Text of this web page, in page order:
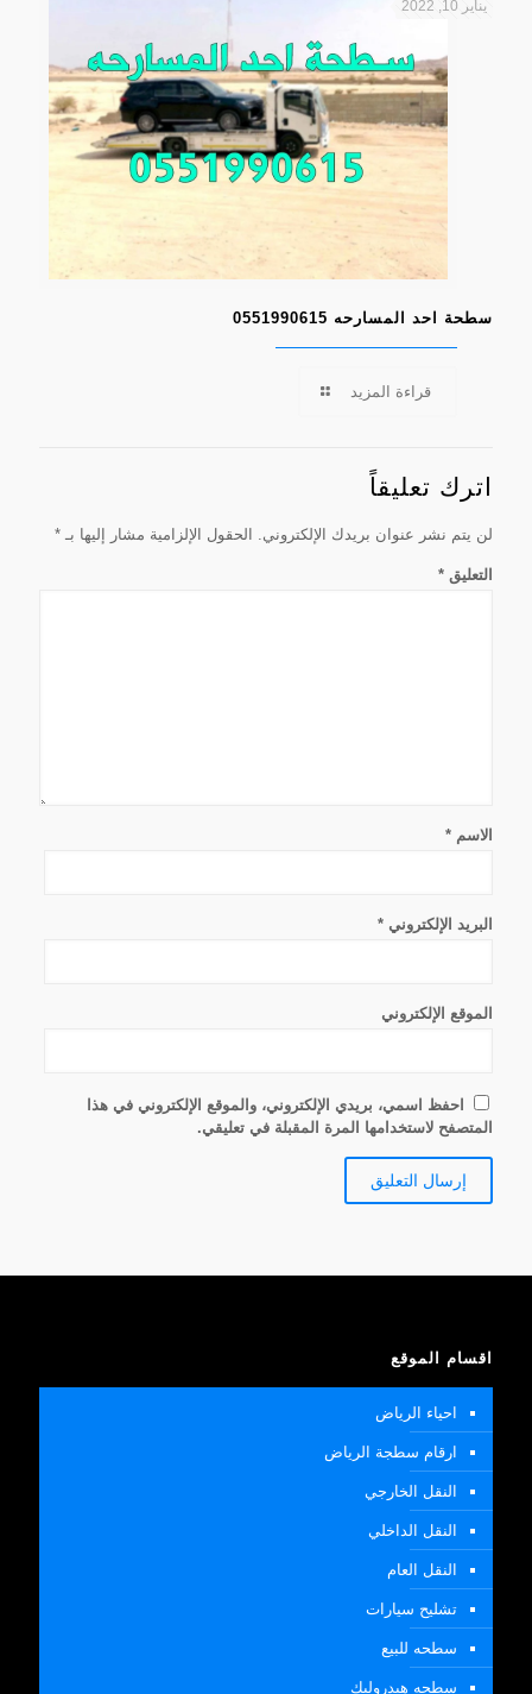
يناير 10, 2022
سطحة احد المسارحه 0551990615
قراءة المزيد
اترك تعليقاً
لن يتم نشر عنوان بريدك الإلكتروني. الحقول الإلزامية مشار إليها بـ *
التعليق *
الاسم *
البريد الإلكتروني *
الموقع الإلكتروني
احفظ اسمي، بريدي الإلكتروني، والموقع الإلكتروني في هذا
المتصفح لاستخدامها المرة المقبلة في تعليقي.
اقسام الموقع
احياء الرياض
ارقام سطجة الرياض
النقل الخارجي
النقل الداخلي
النقل العام
تشليح سيارات
سطحه للبيع
سطحه هيدروليك